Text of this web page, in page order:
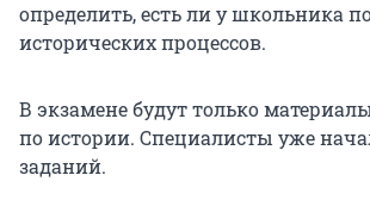
определить, есть ли у школьника
исторических процессов.
В экзамене будут только
по истории. Специалисты уже
заданий.